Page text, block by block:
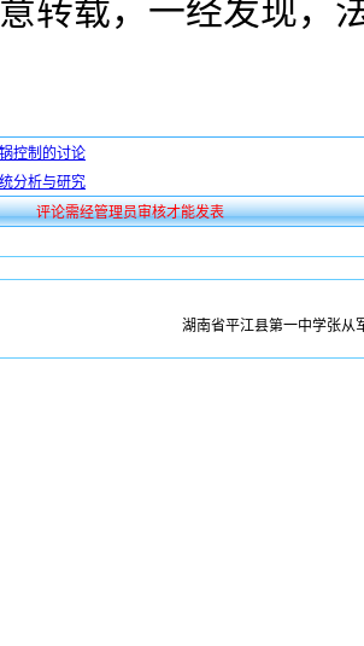
转载，一经发现，
控制的讨论
分析与研究
评论需经管理员审核才能发表
湖南省平江县第一中学张从